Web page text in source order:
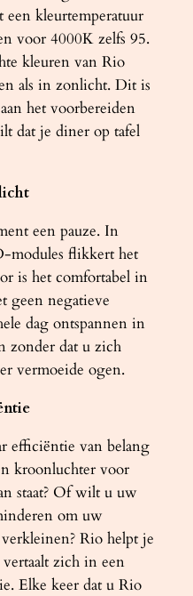
kleurtemperatuur
voor 4000K zelfs 95.
kleuren van Rio
als in zonlicht. Dit is
het voorbereiden
dat je diner op tafel
een pauze. In
modules flikkert het
is het comfortabel in
geen negatieve
dag ontspannen in
zonder dat u zich
vermoeide ogen.
efficiëntie van belang
kroonluchter voor
staat? Of wilt u uw
om uw
Rio helpt je
zich in een
Elke keer dat u Rio